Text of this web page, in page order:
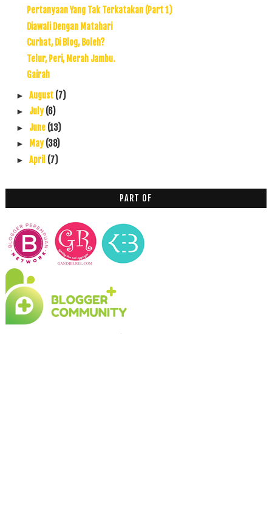
Pertanyaan Yang Tak Terkatakan (Part 1)
Diawali Dengan Matahari
Curhat, Di Blog, Boleh?
Telur, Peri, Merah Jambu.
Gairah
► August (7)
► July (6)
► June (13)
► May (38)
► April (7)
PART OF